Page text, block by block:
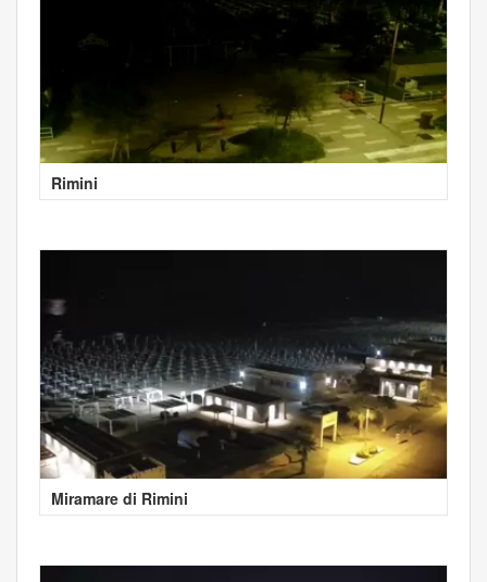
Rimini
Miramare di Rimini